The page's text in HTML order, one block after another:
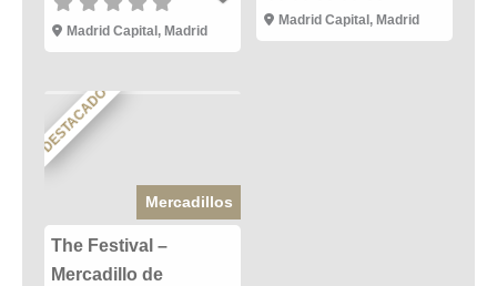
Madrid Capital, Madrid
Madrid Capital, Madrid
DESTACADO
Mercadillos
The Festival –
Mercadillo de